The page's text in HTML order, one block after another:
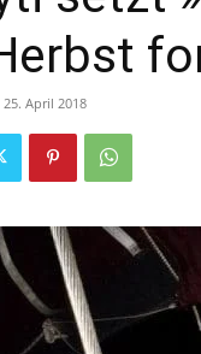
25. April 2018